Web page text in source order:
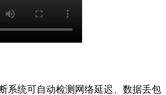
系统可自动检测网络延迟、数据丢包